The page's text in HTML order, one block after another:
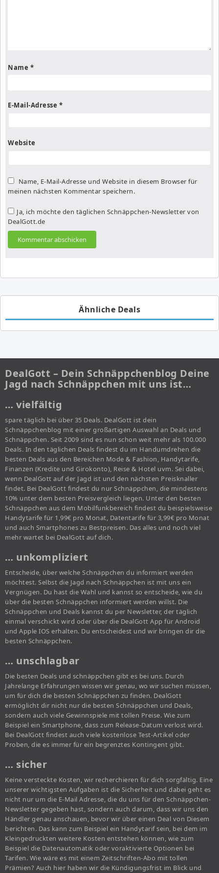
Name *
E-Mail-Adresse *
Website
Name, E-Mail-Adresse und Website in diesem Browser für
meinen nächsten Kommentar speichern.
Ja, ich möchte den täglichen Schnäppchen-Newsletter von
DealGott.de
Ähnliche Deals
DealGott – Dein Schnäppchenblog Deine
Jagd nach Schnäppchen mit uns ist…
… vielfältig
spare täglich bei über 35 Deals. DealGott ist dein
Schnäppchenblog mit einer großartigen Auswahl an Deals und
Schnäppchen. Seit 2009 sind es nun schon weit mehr als 100.000
Deals. In den täglichen Deals findest du im Handumdrehen die
besten Deals aus den Bereichen Mode & Fashion, Handytarife,
Finanzen (Kredite und Girokonto), Reise & Hotel uvm. Sei dabei,
wenn DealGott auf der Jagd ist und den nächsten Preisknaller
findet. Bei DealGott findest du nur Schnäppchen, die mindestens
10% unter dem besten Preisvergleich liegen. Unter den besten
Schnäppchen aus dem Mobilfunkbereich findest du beispielsweise
Handytarife für 1,99€ pro Monat, Datentarife für 3,99€ pro Monat
und auch Smartphones zu Bestpreisen. Das alles und noch viel
mehr wartet bei DealGott auf dich.
… unkompliziert
Entscheide, über welche Schnäppchen du informiert werden
möchtest. Selbst die Jagd nach Schnäppchen ist mit uns ein
Vergnügen. Du hast die Wahl und kannst so entscheide, wie du
über die besten Schnäppchen informiert werden willst. Die
Schnäppchen und Deals kannst du per Newsletter, der täglich
einmal verschickt wird oder über die DealGott App für Android
und Apple IOS erhalten. Du entscheidest und wir bringen dir die
besten Schnäppchen.
… unschlagbar
Die besten Deals und schnäppchen gibt es bei uns. Durch
Jahrelange Erfahrungen wissen wir genau, wo wir suchen müssen,
um für dich die besten Schnäppchen zu finden. DealGott
ermöglicht dir nicht nur die besten Schnäppchen und Deals,
sondern auch viele Gewinnspiele mit tollen Preise. Wie zum
Beispiel ein Smartphone, dass zum Release-Datum verlost wird.
Bei DealGott findest auch viele kostenlose Test-Artikel oder
Proben, die es immer für ein begrenztes Kontingent gibt.
… sicher
Keine versteckte Kosten, wir recherchieren für dich sorgfältig. Eine
unserer wichtigsten Aufgaben ist die Sicherheit und dabei geht es
nicht nur um die E-Mail Adresse, die du uns für den Schnäppchen-
Newsletter gegeben hast, sondern auch darum, dass wir uns den
Händler genau anschauen, bevor wir über einen Deal von Diesem
berichten. Das kann zum Beispiel ein Handytarif sein, bei dem im
Kleingedruckten weitere Kosten entstehen können, wie zum
Beispiel die Datenautomatik oder voraktivierte Optionen bei
Tarifen. Wie wäre es mit einem Zeitschriften-Abo mit tollen
Prämien? Auch hier haben wir die Kündigungsfrist im Blick und